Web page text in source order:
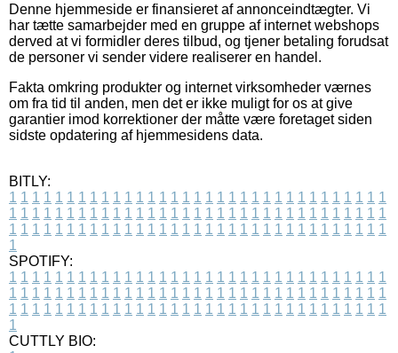
Denne hjemmeside er finansieret af annonceindtægter. Vi
har tætte samarbejder med en gruppe af internet webshops
derved at vi formidler deres tilbud, og tjener betaling forudsat
de personer vi sender videre realiserer en handel.
Fakta omkring produkter og internet virksomheder værnes
om fra tid til anden, men det er ikke muligt for os at give
garantier imod korrektioner der måtte være foretaget siden
sidste opdatering af hjemmesidens data.
BITLY:
1 1 1 1 1 1 1 1 1 1 1 1 1 1 1 1 1 1 1 1 1 1 1 1 1 1 1 1 1 1 1 1 1
1 1 1 1 1 1 1 1 1 1 1 1 1 1 1 1 1 1 1 1 1 1 1 1 1 1 1 1 1 1 1 1 1
1 1 1 1 1 1 1 1 1 1 1 1 1 1 1 1 1 1 1 1 1 1 1 1 1 1 1 1 1 1 1 1 1
1
SPOTIFY:
1 1 1 1 1 1 1 1 1 1 1 1 1 1 1 1 1 1 1 1 1 1 1 1 1 1 1 1 1 1 1 1 1
1 1 1 1 1 1 1 1 1 1 1 1 1 1 1 1 1 1 1 1 1 1 1 1 1 1 1 1 1 1 1 1 1
1 1 1 1 1 1 1 1 1 1 1 1 1 1 1 1 1 1 1 1 1 1 1 1 1 1 1 1 1 1 1 1 1
1
CUTTLY BIO: